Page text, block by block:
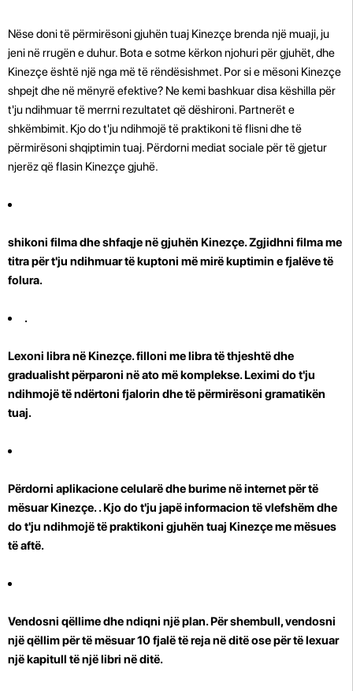
Nëse doni të përmirësoni gjuhën tuaj Kinezçe brenda një muaji, ju
jeni në rrugën e duhur. Bota e sotme kërkon njohuri për gjuhët, dhe
Kinezçe është një nga më të rëndësishmet. Por si e mësoni Kinezçe
shpejt dhe në mënyrë efektive? Ne kemi bashkuar disa këshilla për
t'ju ndihmuar të merrni rezultatet që dëshironi. Partnerët e
shkëmbimit. Kjo do t'ju ndihmojë të praktikoni të flisni dhe të
përmirësoni shqiptimin tuaj. Përdorni mediat sociale për të gjetur
njerëz që flasin Kinezçe gjuhë.
shikoni filma dhe shfaqje në gjuhën Kinezçe. Zgjidhni filma me
titra për t'ju ndihmuar të kuptoni më mirë kuptimin e fjalëve të
folura.
.
Lexoni libra në Kinezçe.filloni me libra të thjeshtë dhe
gradualisht përparoni në ato më komplekse. Leximi do t'ju
ndihmojë të ndërtoni fjalorin dhe të përmirësoni gramatikën
tuaj.
Përdorni aplikacione celularë dhe burime në internet për të
mësuar Kinezçe.. Kjo do t'ju japë informacion të vlefshëm dhe
do t'ju ndihmojë të praktikoni gjuhën tuaj Kinezçe me mësues
të aftë.
Vendosni qëllime dhe ndiqni një plan. Për shembull, vendosni
një qëllim për të mësuar 10 fjalë të reja në ditë ose për të lexuar
një kapitull të një libri në ditë.